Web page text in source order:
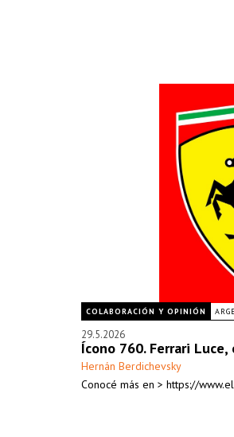
COLABORACIÓN Y OPINIÓN
29.5.2026
Ícono 760. Ferrari
Hernán Berdichevsky
Conocé más en > https://